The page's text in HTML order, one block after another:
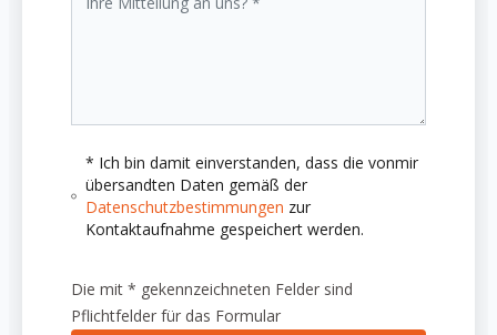
* Ich bin damit einverstanden, dass die vonmir
übersandten Daten gemäß der
Datenschutzbestimmungen zur
Kontaktaufnahme gespeichert werden.
Die mit * gekennzeichneten Felder sind
Pflichtfelder für das Formular